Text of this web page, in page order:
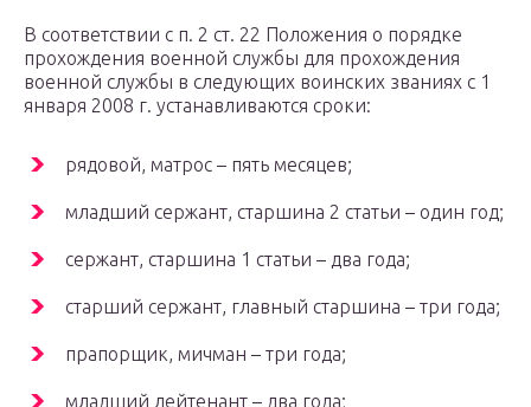
В соответствии с п. 2 ст. 22 Положения о порядке
прохождения военной службы для прохождения
военной службы в следующих воинских званиях с 1
января 2008 г. устанавливаются сроки:
рядовой, матрос – пять месяцев;
младший сержант, старшина 2 статьи – один год;
сержант, старшина 1 статьи – два года;
старший сержант, главный старшина – три года;
прапорщик, мичман – три года;
младший лейтенант – два года;